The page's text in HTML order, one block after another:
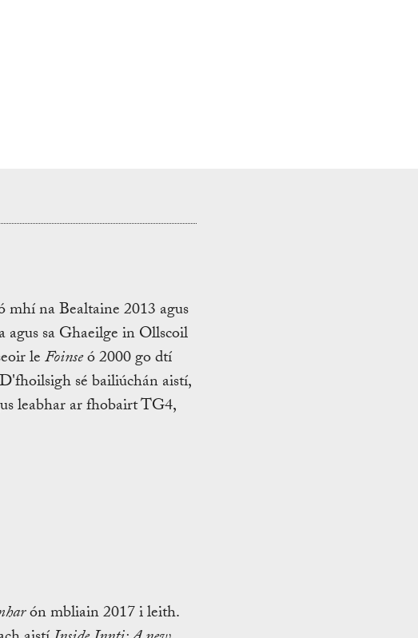
mhí na Bealtaine 2013 agus
agus sa Ghaeilge in Ollscoil
leFoinseó 2000 go dtí
sé bailiúchán aistí,
leabhar ar fhobairt TG4,
ón mbliain 2017 i leith.